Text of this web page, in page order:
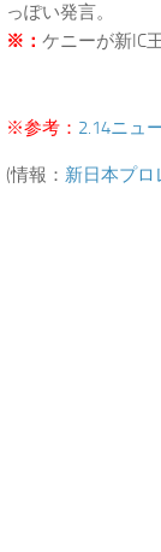
っぽい発言。
※： ケニーが新IC
※参考： 2.14ニュ
(情報： 新日本プロ